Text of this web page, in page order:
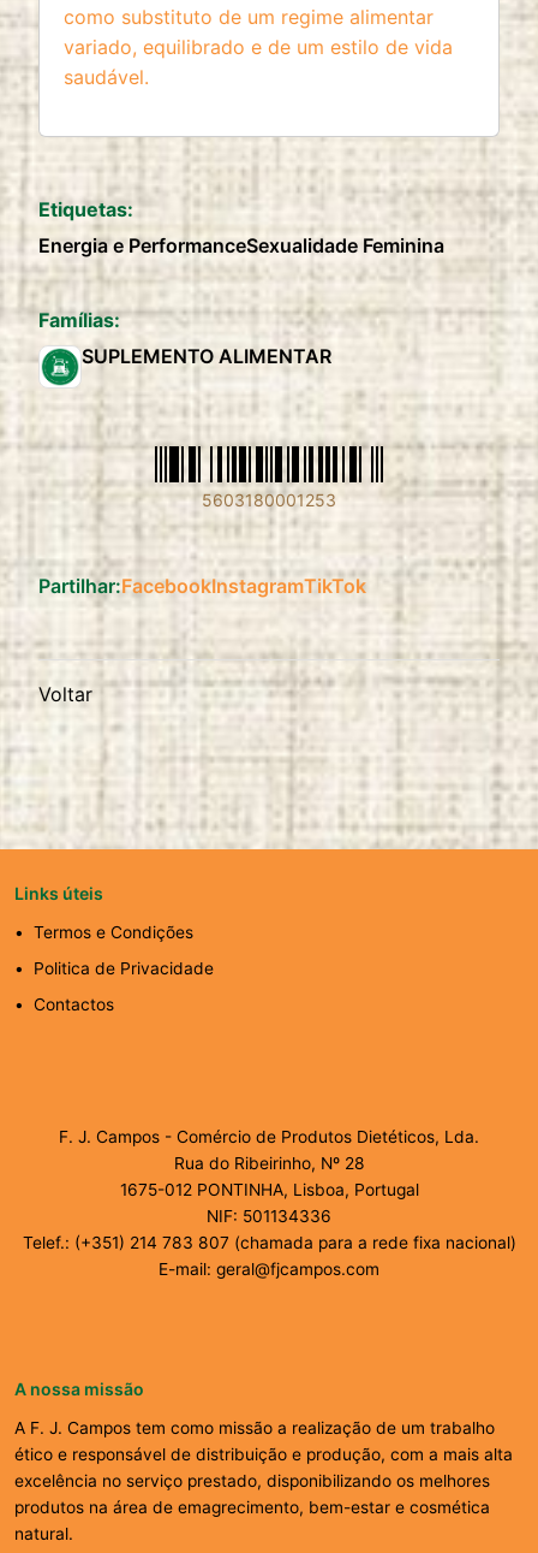
como substituto de um regime alimentar
variado, equilibrado e de um estilo de vida
saudável.
Etiquetas:
Energia e PerformanceSexualidade Feminina
Famílias:
SUPLEMENTO ALIMENTAR
5603180001253
Partilhar:FacebookInstagramTikTok
Voltar
Links úteis
Termos e Condições
Politica de Privacidade
Contactos
F. J. Campos - Comércio de Produtos Dietéticos, Lda.
Rua do Ribeirinho, Nº 28
1675-012 PONTINHA, Lisboa, Portugal
NIF: 501134336
Telef.: (+351) 214 783 807 (chamada para a rede fixa nacional)
E-mail: geral@fjcampos.com
A nossa missão
A F. J. Campos tem como missão a realização de um trabalho
ético e responsável de distribuição e produção, com a mais alta
excelência no serviço prestado, disponibilizando os melhores
produtos na área de emagrecimento, bem-estar e cosmética
natural.